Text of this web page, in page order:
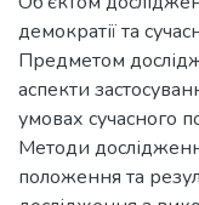
демократії та
Предметом
аспекти
умовах сучасного
Методи
положення та